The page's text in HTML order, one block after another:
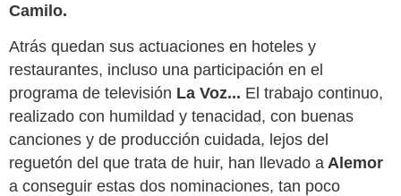
Camilo.
Atrás quedan sus actuaciones en hoteles y
restaurantes, incluso una participación en el
programa de televisión La Voz... El trabajo continuo,
realizado con humildad y tenacidad, con buenas
canciones y de producción cuidada, lejos del
reguetón del que trata de huir, han llevado a Alemor
a conseguir estas dos nominaciones, tan poco